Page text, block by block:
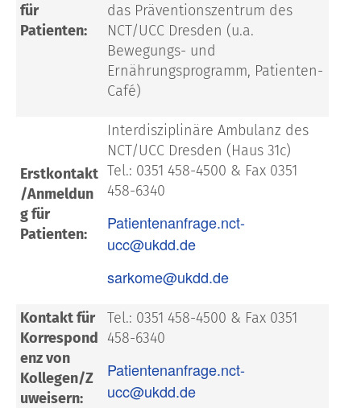
für
Patienten:
das Präventionszentrum des
NCT/UCC Dresden (u.a.
Bewegungs- und
Ernährungsprogramm, Patienten-
Café)
Erstkontakt
/Anmeldun
g für
Patienten:
Interdisziplinäre Ambulanz des
NCT/UCC Dresden (Haus 31c)
Tel.: 0351 458-4500 & Fax 0351
458-6340
Patientenanfrage.nct-
ucc@ukdd.de
sarkome@ukdd.de
Kontakt für
Korrespond
enz von
Kollegen/Z
uweisern:
Tel.: 0351 458-4500 & Fax 0351
458-6340
Patientenanfrage.nct-
ucc@ukdd.de